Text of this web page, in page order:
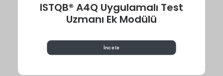
ISTQB® A4Q Uygulamalı Test
Uzmanı Ek Modülü
İncele